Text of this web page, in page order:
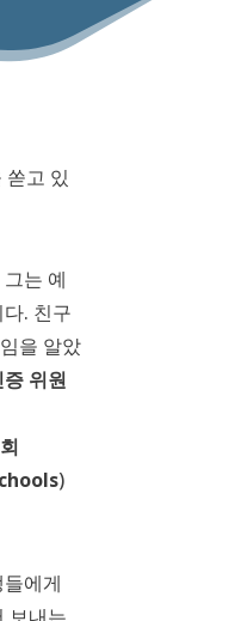
고 있
는 예
. 친구
을 알았
위원
)
에게